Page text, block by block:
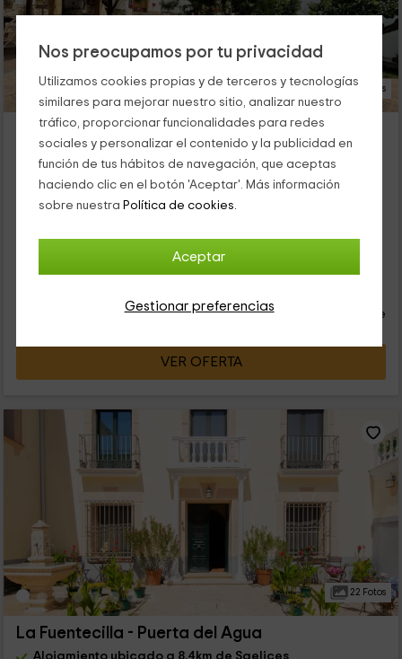
Nos preocupamos por tu privacidad
Utilizamos cookies propias y de terceros y tecnologías
similares para mejorar nuestro sitio, analizar nuestro
tráfico, proporcionar funcionalidades para redes
sociales y personalizar el contenido y la publicidad en
función de tus hábitos de navegación, que aceptas
haciendo clic en el botón 'Aceptar'. Más información
sobre nuestra Política de cookies.
Aceptar
Gestionar preferencias
14 Fotos
Casa Rural El Almendro
Alojamiento ubicado a 7.9km de Saelices
Reservado 1 veces
12 personas
3 baños
Contacto directo
persona y noche
VER OFERTA
22 Fotos
La Fuentecilla - Puerta del Agua
Alojamiento ubicado a 8.4km de Saelices